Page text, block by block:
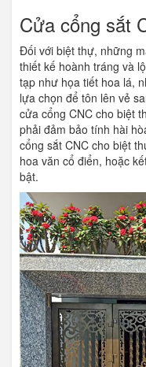
Cửa cổng sắt
Đối với biệt thự, những
thiết kế hoành tráng và
tạp như họa tiết hoa lá,
lựa chọn để tôn lên vẻ
cửa cổng CNC cho biệt
phải đảm bảo tính hài
cổng sắt CNC cho biệt
hoa văn cổ điển, hoặc
bật.